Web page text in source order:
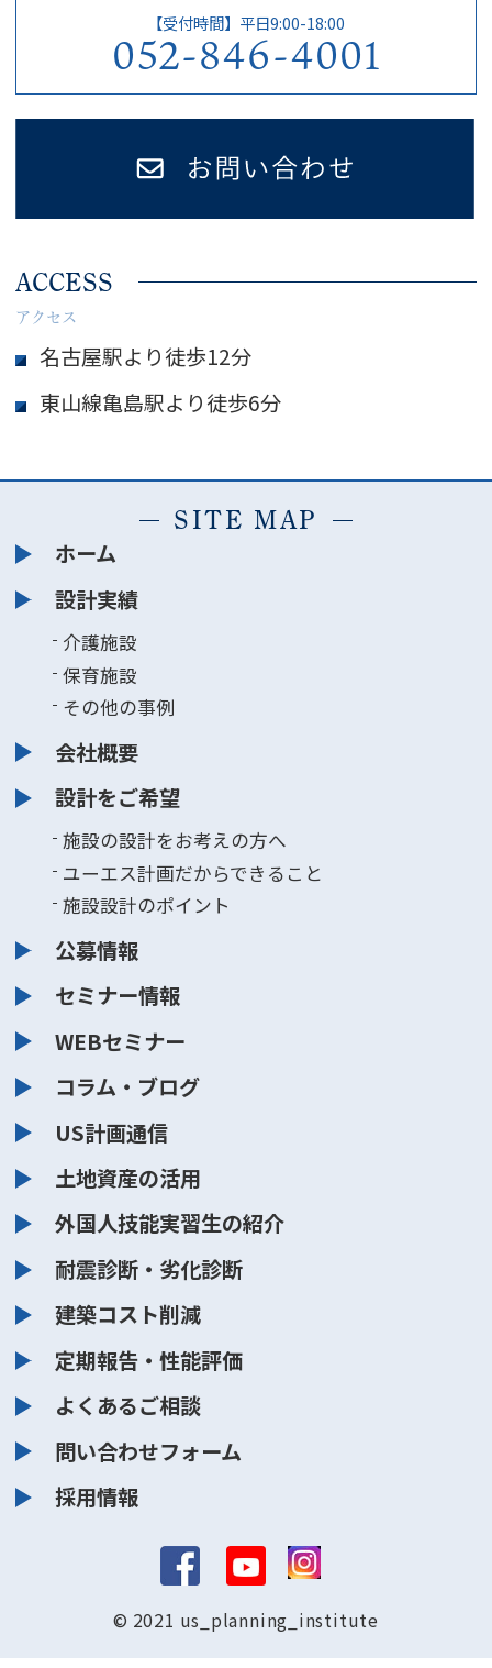
【受付時間】平日9:00-18:00
052-846-4001
ACCESS
アクセス
名古屋駅より徒歩12分
東山線亀島駅より徒歩6分
SITE MAP
ホーム
設計実績
介護施設
保育施設
その他の事例
会社概要
設計をご希望
施設の設計をお考えの方へ
ユーエス計画だからできること
施設設計のポイント
公募情報
セミナー情報
WEBセミナー
コラム・ブログ
US計画通信
土地資産の活用
外国人技能実習生の紹介
耐震診断・劣化診断
建築コスト削減
定期報告・性能評価
よくあるご相談
問い合わせフォーム
採用情報
© 2021 us_planning_institute